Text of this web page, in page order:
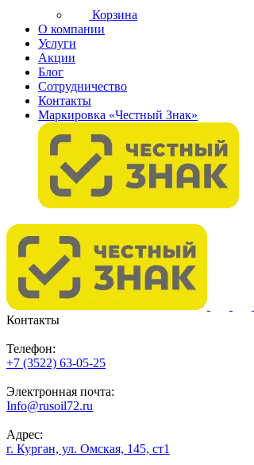
Корзина
О компании
Услуги
Акции
Блог
Сотрудничество
Контакты
Маркировка «Честный Знак»
Контакты
Телефон:
+7 (3522) 63-05-25
Электронная почта:
Info@rusoil72.ru
Адрес:
г. Курган, ул. Омская, 145, ст1